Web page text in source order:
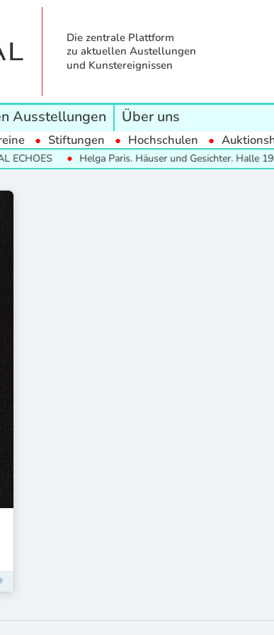
Die zentrale Plattform
zu aktuellen Austellungen
und Kunstereignissen
Ausstellungen Über uns
Stiftungen Hochschulen
Helga Paris. Häuser und Gesichter. Halle